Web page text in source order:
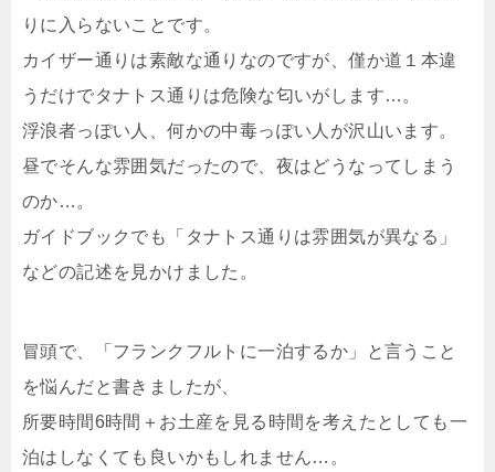
りに入らないことです。
カイザー通りは素敵な通りなのですが、僅か道１本違
うだけでタナトス通りは危険な匂いがします…。
浮浪者っぽい人、何かの中毒っぽい人が沢山います。
昼でそんな雰囲気だったので、夜はどうなってしまう
のか…。
ガイドブックでも「タナトス通りは雰囲気が異なる」
などの記述を見かけました。
冒頭で、「フランクフルトに一泊するか」と言うこと
を悩んだと書きましたが、
所要時間6時間＋お土産を見る時間を考えたとしても一
泊はしなくても良いかもしれません…。